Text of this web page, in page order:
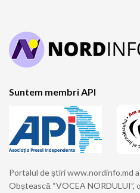
Suntem membri API
Portalul de știri www.nordinfo.md
Obștească “VOCEA NORDULUI”,